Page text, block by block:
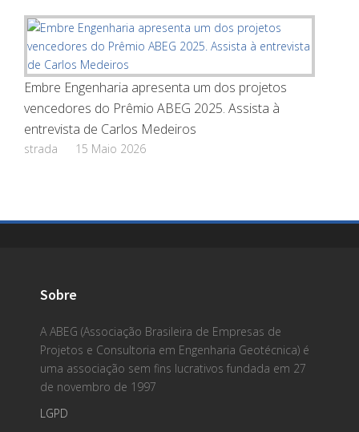
Embre Engenharia apresenta um dos projetos
vencedores do Prêmio ABEG 2025. Assista à
entrevista de Carlos Medeiros
strada 15 Maio 2026
Sobre
A ABEG (Associação Brasileira de Empresas de
Projetos e Consultoria em Engenharia Geotécnica) é
uma associação sem fins lucrativos fundada em 27
de novembro de 1997
LGPD